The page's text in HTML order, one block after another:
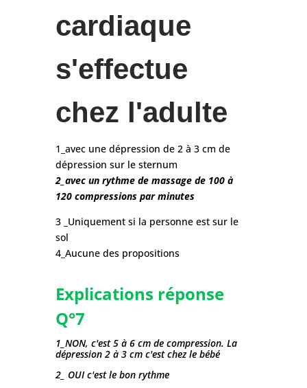
cardiaque
s'effectue
chez l'adulte
1_avec une dépression de 2 à 3 cm de
dépression sur le sternum
2_avec un rythme de massage de 100 à
120 compressions par minutes
3 _Uniquement si la personne est sur le
sol
4_Aucune des propositions
Explications réponse
Q°7
1_NON, c'est 5 à 6 cm de compression. La
dépression 2 à 3 cm c'est chez le bébé
2_ OUI c'est le bon rythme